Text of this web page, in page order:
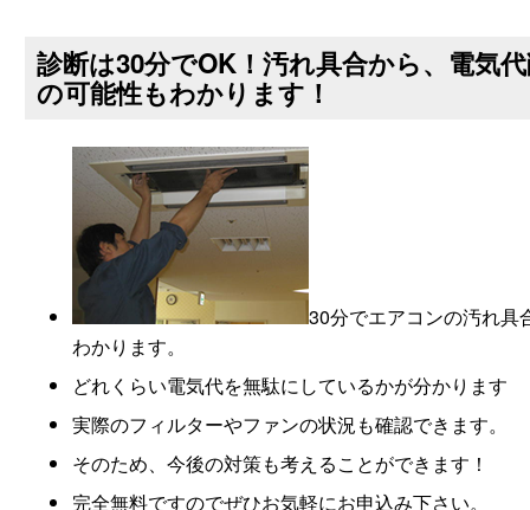
診断は30分でOK！汚れ具合から、電気
の可能性もわかります！
30分でエアコンの汚れ具
わかります。
どれくらい電気代を無駄にしているかが分かります
実際のフィルターやファンの状況も確認できます。
そのため、今後の対策も考えることができます！
完全無料ですのでぜひお気軽にお申込み下さい。